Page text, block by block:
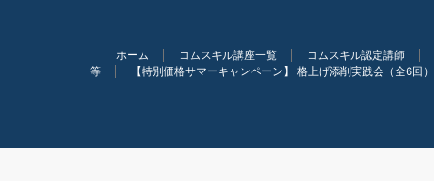
ホーム コムスキル講座一覧 コムスキル認定講師
等
【特別価格サマーキャンペーン】 格上げ添削実践会（全6回）